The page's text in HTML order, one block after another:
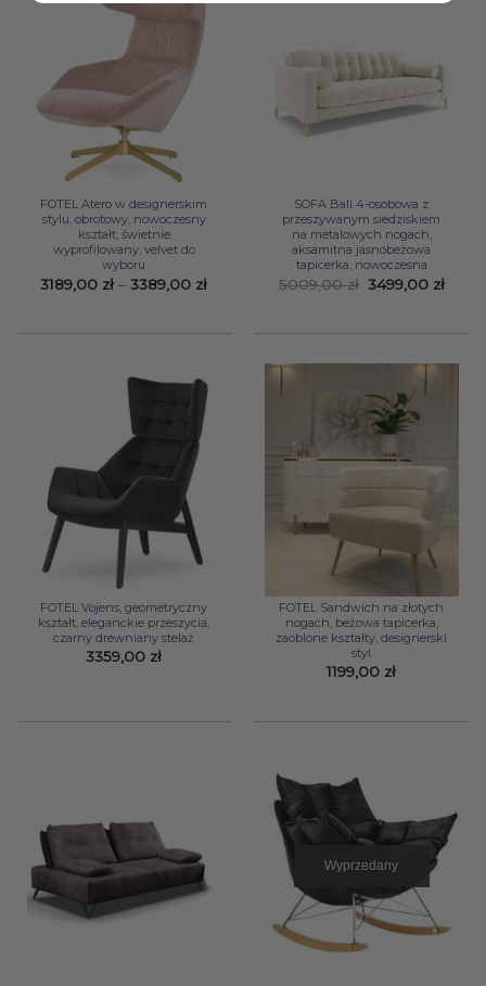
FOTEL Atero w designerskim
stylu, obrotowy, nowoczesny
kształt, świetnie
wyprofilowany, velvet do
wyboru
3189,00 zł – 3389,00 złZakres
do
SOFA Bali 4-osobowa z
przeszywanym siedziskiem
na metalowych nogach,
aksamitna jasnobeżowa
tapicerka, nowoczesna
5009,00zł Pierwotna
3499,00 zł
FOTEL Vojens, geometryczny
kształt, eleganckie przeszycia,
czarny drewniany stelaż
3359,00 zł
FOTEL Sandwich na złotych
nogach, beżowa tapicerka,
zaoblone kształty, designerski
styl
1199,00 zł
Wyprzedany